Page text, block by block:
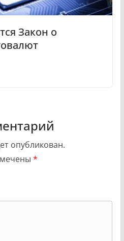
Закон о
опубликован.
*